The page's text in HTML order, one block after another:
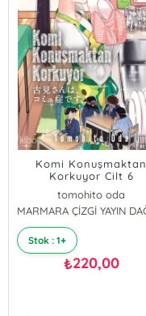
Komi Konuşmaktan
Korkuyor Cilt 6
tomohito oda
Stok : 1+
₺220,00